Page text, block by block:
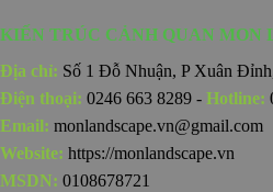
KIẾN TRÚC CẢNH QUAN MON
Địa chỉ: Số 1 Đỗ Nhuận, P Xuân
Điện thoại: 0246 663 8289 - Hotline:
Email: monlandscape.vn@gmail.com
Website: https://monlandscape.vn
MSDN: 0108678721